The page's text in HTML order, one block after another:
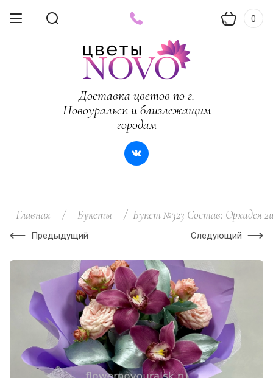
0
Доставка цветов по г.
Новоуральск и близлежащим
городам
Главная / Букеты / Букет №323 Состав: Орхидея
Предыдущий Следующий